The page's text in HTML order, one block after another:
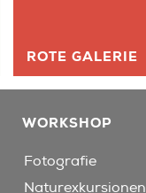
ROTE GALERIE
WORKSHOP
Fotografie
Naturexkursionen